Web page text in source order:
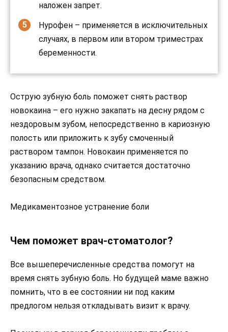
наложен запрет.
Нурофен – применяется в исключительных
случаях, в первом или втором триместрах
беременности.
Острую зубную боль поможет снять раствор
новокаина – его нужно закапать на десну рядом с
нездоровым зубом, непосредственно в кариозную
полость или приложить к зубу смоченный
раствором тампон. Новокаин применяется по
указанию врача, однако считается достаточно
безопасным средством.
Медикаментозное устранение боли
Чем поможет врач-стоматолог?
Все вышеперечисленные средства помогут на
время снять зубную боль. Но будущей маме важно
помнить, что в ее состоянии ни под каким
предлогом нельзя откладывать визит к врачу.